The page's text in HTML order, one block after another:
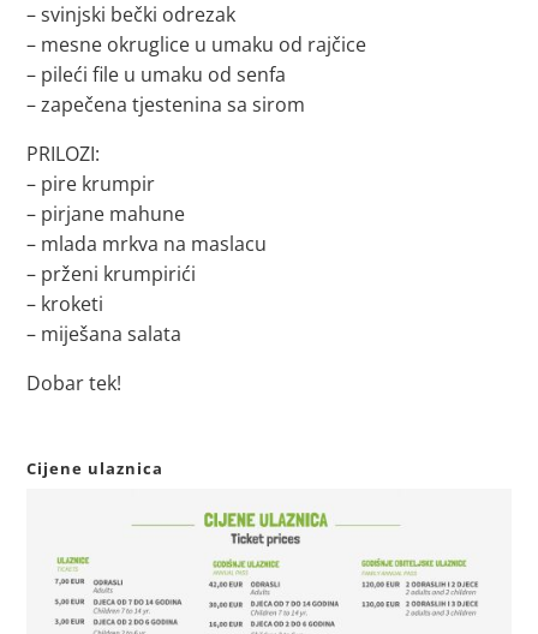
– svinjski bečki odrezak
– mesne okruglice u umaku od rajčice
– pileći file u umaku od senfa
– zapečena tjestenina sa sirom
PRILOZI:
– pire krumpir
– pirjane mahune
– mlada mrkva na maslacu
– prženi krumpirići
– kroketi
– miješana salata
Dobar tek!
Cijene ulaznica